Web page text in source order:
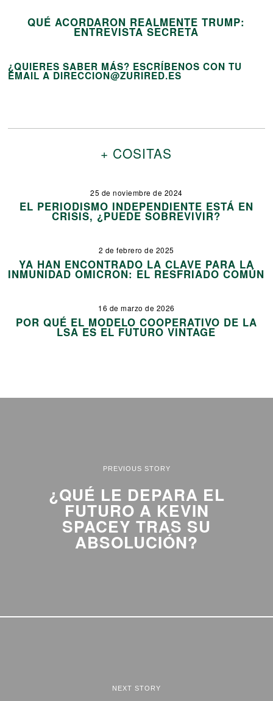
QUÉ ACORDARON REALMENTE TRUMP:
ENTREVISTA SECRETA
¿QUIERES SABER MÁS? ESCRÍBENOS CON TU
EMAIL A DIRECCION@ZURIRED.ES
+ COSITAS
25 de noviembre de 2024
EL PERIODISMO INDEPENDIENTE ESTÁ EN
CRISIS, ¿PUEDE SOBREVIVIR?
2 de febrero de 2025
YA HAN ENCONTRADO LA CLAVE PARA LA
INMUNIDAD OMICRON: EL RESFRIADO COMÚN
16 de marzo de 2026
POR QUÉ EL MODELO COOPERATIVO DE LA
LSA ES EL FUTURO VINTAGE
PREVIOUS STORY
¿QUÉ LE DEPARA EL
FUTURO A KEVIN
SPACEY TRAS SU
ABSOLUCIÓN?
NEXT STORY